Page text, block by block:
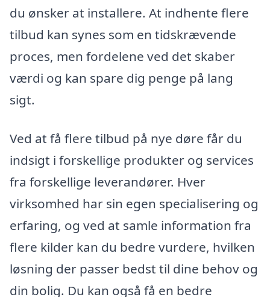
du ønsker at installere. At indhente flere
tilbud kan synes som en tidskrævende
proces, men fordelene ved det skaber
værdi og kan spare dig penge på lang
sigt.
Ved at få flere tilbud på nye døre får du
indsigt i forskellige produkter og services
fra forskellige leverandører. Hver
virksomhed har sin egen specialisering og
erfaring, og ved at samle information fra
flere kilder kan du bedre vurdere, hvilken
løsning der passer bedst til dine behov og
din bolig. Du kan også få en bedre